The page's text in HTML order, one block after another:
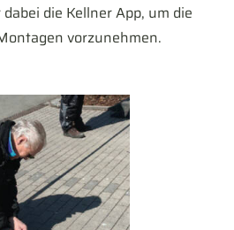
die Kellner App, um die
vorzunehmen.